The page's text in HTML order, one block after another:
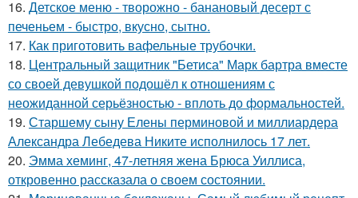
16. Детское меню - творожно - банановый десерт с
печеньем - быстро, вкусно, сытно.
17. Как приготовить вафельные трубочки.
18. Центральный защитник "Бетиса" Марк бартра вместе
со своей девушкой подошёл к отношениям с
неожиданной серьёзностью - вплоть до формальностей.
19. Старшему сыну Елены перминовой и миллиардера
Александра Лебедева Никите исполнилось 17 лет.
20. Эмма хеминг, 47-летняя жена Брюса Уиллиса,
откровенно рассказала о своем состоянии.